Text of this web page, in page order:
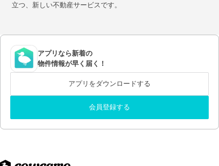
立つ、新しい不動産サービスです。
アプリなら新着の
物件情報が早く届く！
アプリをダウンロードする
会員登録する